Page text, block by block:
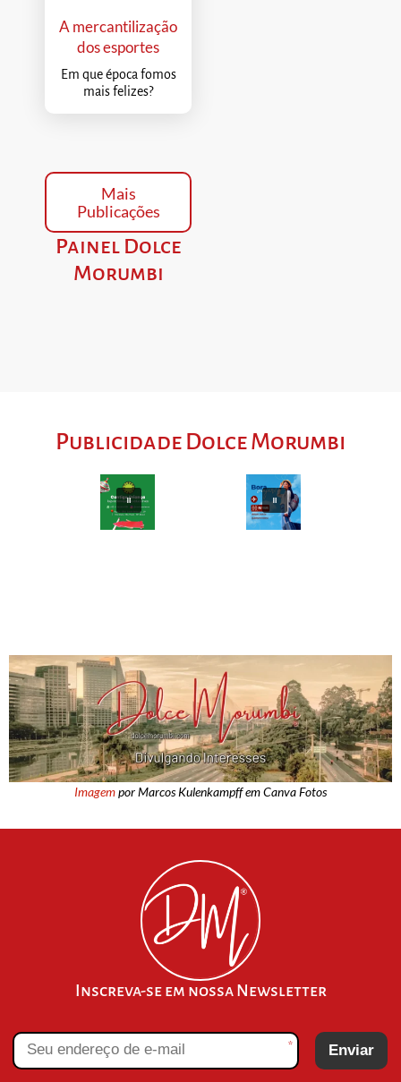
A mercantilização
dos esportes
Em que época fomos
mais felizes?
Mais
Publicações
Painel Dolce
Morumbi
Publicidade Dolce Morumbi
Imagempor Marcos Kulenkampff em Canva Fotos
Inscreva-se em nossa Newsletter
* Enviar